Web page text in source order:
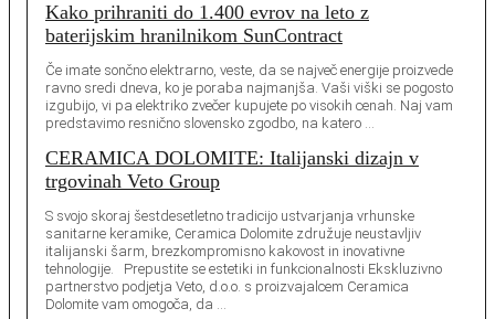
Kako prihraniti do 1.400 evrov na leto z
baterijskim hranilnikom SunContract
Če imate sončno elektrarno, veste, da se največ energije proizvede
ravno sredi dneva, ko je poraba najmanjša. Vaši viški se pogosto
izgubijo, vi pa elektriko zvečer kupujete po visokih cenah. Naj vam
predstavimo resnično slovensko zgodbo, na katero …
CERAMICA DOLOMITE: Italijanski dizajn v
trgovinah Veto Group
S svojo skoraj šestdesetletno tradicijo ustvarjanja vrhunske
sanitarne keramike, Ceramica Dolomite združuje neustavljiv
italijanski šarm, brezkompromisno kakovost in inovativne
tehnologije. Prepustite se estetiki in funkcionalnosti Ekskluzivno
partnerstvo podjetja Veto, d.o.o. s proizvajalcem Ceramica
Dolomite vam omogoča, da …